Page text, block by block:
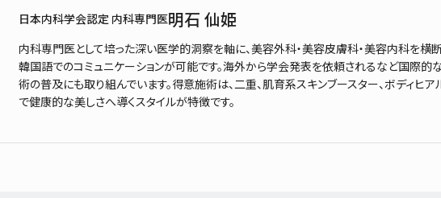
日本内科学会認定 内科専門医明石 仙姫
内科専門医として培った深い医学的洞察を軸に、美容外科・美容皮膚科・美容内科を横断
韓国語でのコミュニケーションが可能です。海外から学会発表を依頼されるなど国際的
術の普及にも取り組んでいます。得意施術は、二重、肌育系スキンブースター、ボディヒ
で健康的な美しさへ導くスタイルが特徴です。